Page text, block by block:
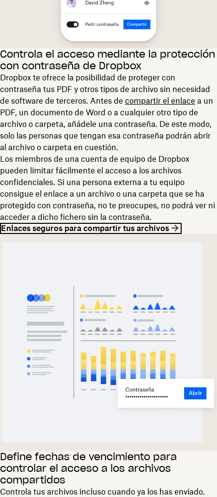
Controla el acceso mediante la protección
con contraseña de Dropbox
Dropbox te ofrece la posibilidad de proteger con
contraseña tus PDF y otros tipos de archivo sin necesidad
de software de terceros. Antes de compartir el enlace a un
PDF, un documento de Word o a cualquier otro tipo de
archivo o carpeta, añádele una contraseña. De este modo,
solo las personas que tengan esa contraseña podrán abrir
al archivo o carpeta en cuestión.
Los miembros de una cuenta de equipo de Dropbox
pueden limitar fácilmente el acceso a los archivos
confidenciales. Si una persona externa a tu equipo
consigue el enlace a un archivo o una carpeta que se ha
protegido con contraseña, no te preocupes, no podrá ver ni
acceder a dicho fichero sin la contraseña.
Enlaces seguros para compartir tus archivos
Define fechas de vencimiento para
controlar el acceso a los archivos
compartidos
Controla tus archivos incluso cuando ya los has enviado.